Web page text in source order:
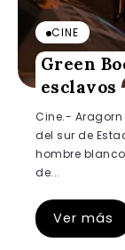
CINE
Green
esclavos
Cine.-
del sur de
hombre
de...
Ver más